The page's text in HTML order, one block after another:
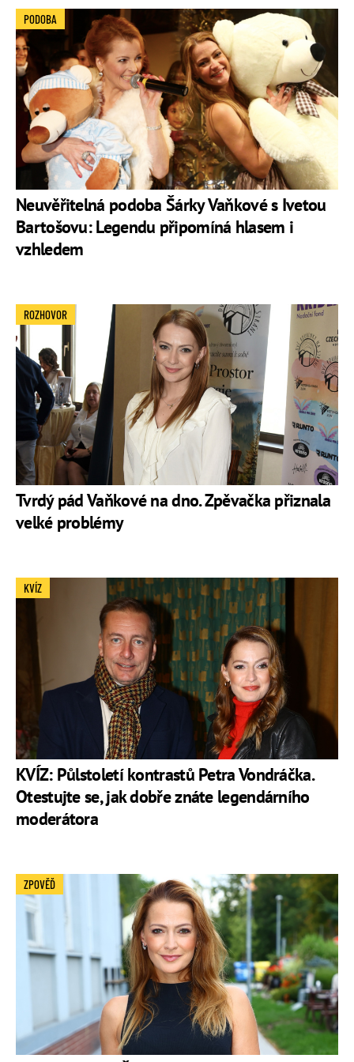
Osobní život
Petr Vondráček byl první velkou láskou herečky Kateřiny
HrachovcovéV té době však měl velmi blízko k alkoholu a
po 4 letech se s ním Hrachovcová rozešla.
V roce 2018se v tichosti rozešelse svou přítelkyní
herečkouBarborou Janatkovouse kterou má dceru Aničku.
Anička se narodila v říjnu 2009.
Neuvěřitelná podoba Šárky Vaňkové s Ivetou
Bartošovu: Legendu připomíná hlasem i
vzhledem
PODOBA
Tvrdý pád Vaňkové na dno. Zpěvačka přiznala
velké problémy
ROZHOVOR
KVÍZ: Půlstoletí kontrastů Petra Vondráčka.
Otestujte se, jak dobře znáte legendárního
moderátora
KVÍZ
ZPOVĚĎ